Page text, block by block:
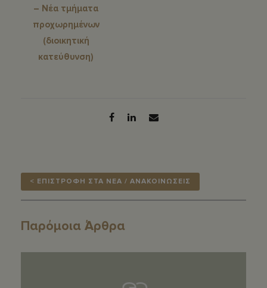
– Νέα τμήματα
προχωρημένων
(διοικητική
κατεύθυνση)
< ΕΠΙΣΤΡΟΦΗ ΣΤΑ ΝΕΑ / ΑΝΑΚΟΙΝΩΣΕΙΣ
Παρόμοια Άρθρα